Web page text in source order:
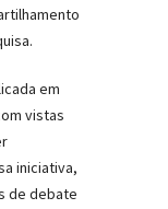
em
vistas
iniciativa,
de debate